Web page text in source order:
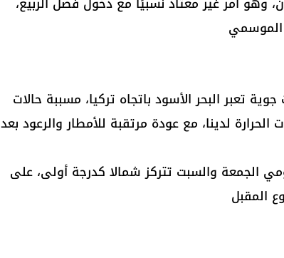
تعبر البحر الأسود باتجاه تركيا، مسببة حالات
لدينا، مع عودة مرتقبة للأمطار والرعود بعد
الجمعة والسبت تتركز شمالا كدرجة أولى، على
المقبل